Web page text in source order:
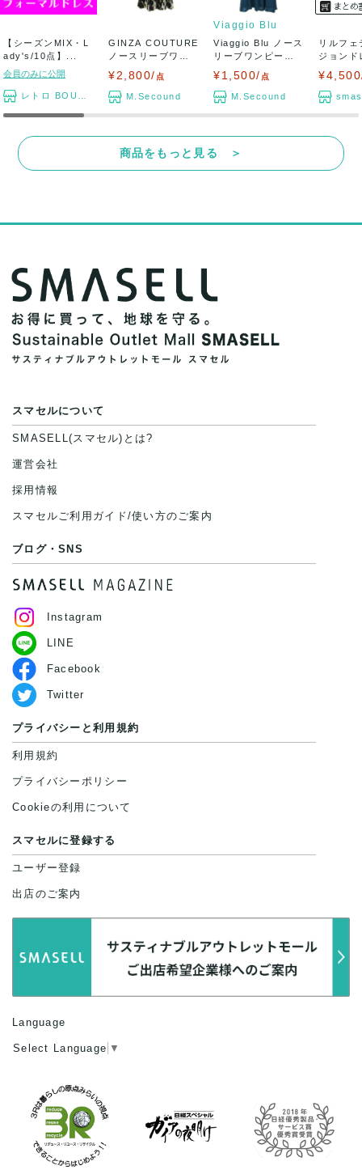
【シーズンMIX・L
ady's/10点】...
会員のみに公開
レトロ BOUTIQUE
GINZA COUTURE
ノースリーブワン
¥2,800/ 点
M.Secound
Viaggio Blu
Viaggio Blu ノース
リーブワンピース
¥1,500/ 点
M.Secound
リルフ
ジョンド
商品をもっと見る ＞
スマセルについて
SMASELL(スマセル)とは?
運営会社
採用情報
スマセルご利用ガイド/使い方のご案内
ブログ・SNS
Instagram
LINE
Facebook
Twitter
プライバシーと利用規約
利用規約
プライバシーポリシー
Cookieの利用について
スマセルに登録する
ユーザー登録
出店のご案内
Language
Select Language ▼